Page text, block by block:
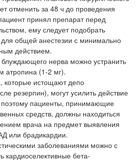
отменить за 48 ч до проведения
принял препарат перед
ему следует подобрать
для общей анестезии с минимально
действием.
нерва можно устранить
атропина (1-2 мг).
которые истощают депо
резерпин), могут усилить действие
поэтому пациенты, принимающие
средств, должны находиться
врача на предмет выявления
или брадикардии.
заболеваниями можно с
кардиоселективные бета-